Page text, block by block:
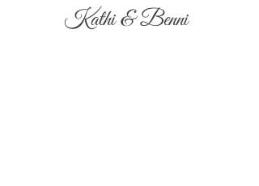
Kathi & Benni